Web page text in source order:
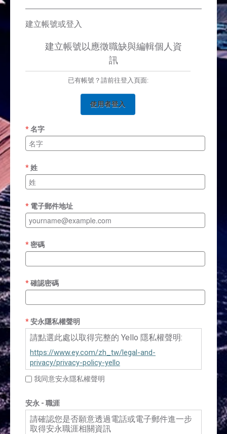
建立帳號或登入
建立帳號以應徵職缺與編輯個人資
訊
已有帳號？請前往登入頁面:
使用者登入
名字
姓
電子郵件地址
密碼
確認密碼
安永隱私權聲明
請點選此處以取得完整的 Yello 隱私權聲明:
https://www.ey.com/zh_tw/legal-and-
privacy/privacy-policy-yello
我同意安永隱私權聲明
安永 - 職涯
請確認您是否願意透過電話或電子郵件進一步
取得安永職涯相關資訊